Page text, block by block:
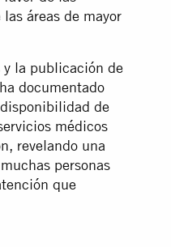
áreas de mayor
y la publicación de
documentado
de
médicos
revelando una
personas
que